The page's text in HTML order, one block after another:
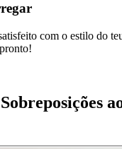
com o estilo do